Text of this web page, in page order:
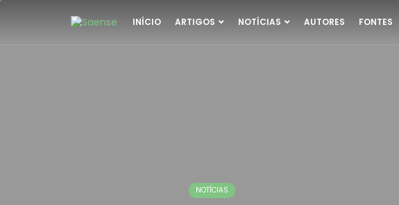
INÍCIO ARTIGOS NOTÍCIAS AUTORES FONTES
NOTÍCIAS